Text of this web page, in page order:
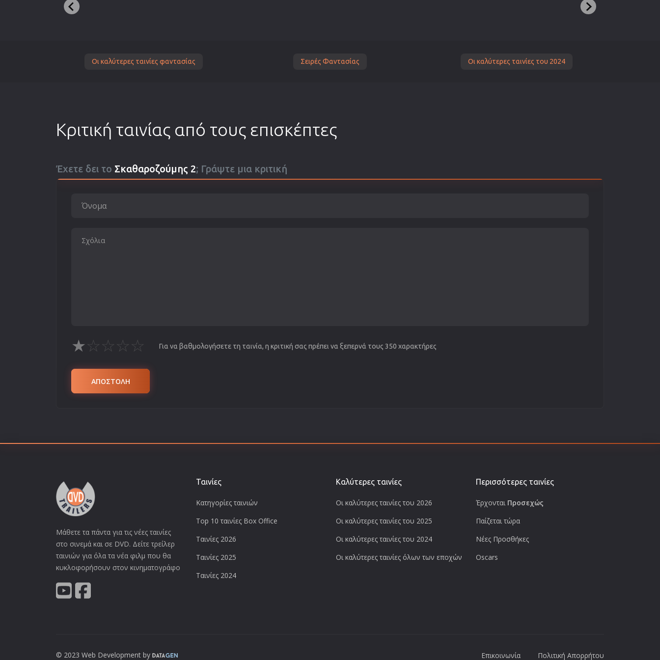
Οι καλύτερες ταινίες φαντασίας Σειρές Φαντασίας Οι καλύτερες ταινίες του 2024
Κριτική ταινίας από τους επισκέπτες
Έχετε δει το Σκαθαροζούμης 2; Γράψτε μια κριτική
★☆☆☆☆ Για να βαθμολογήσετε τη ταινία, η κριτική σας πρέπει να ξεπερνά τους 350 χαρακτήρες
ΑΠΟΣΤΟΛΗ
Μάθετε τα πάντα για τις νέες ταινίες
στο σινεμά και σε DVD. Δείτε τρείλερ
ταινιών για όλα τα νέα φιλμ που θα
κυκλοφορήσουν στον κινηματογράφο
Ταινίες
Κατηγορίες ταινιών
Top 10 ταινίες Box Office
Ταινίες 2026
Ταινίες 2025
Ταινίες 2024
Καλύτερες ταινίες
Οι καλύτερες ταινίες του 2026
Οι καλύτερες ταινίες του 2025
Οι καλύτερες ταινίες του 2024
Οι καλύτερες ταινίες όλων των εποχών
Περισσότερες ταινίες
Έρχονται Προσεχώς
Παίζεται τώρα
Νέες Προσθήκες
Oscars
© 2023 Web Development by Επικοινωνία Πολιτική Απορρήτου